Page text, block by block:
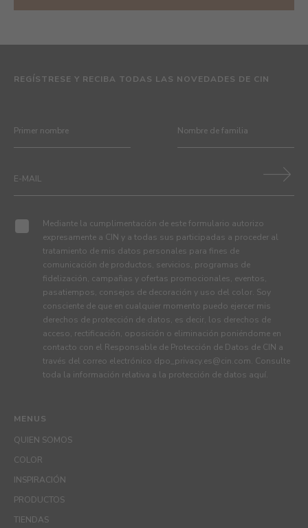
MENUS
QUIEN SOMOS
COLOR
INSPIRACIÓN
PRODUCTOS
TIENDAS
REGÍSTRESE Y RECIBA TODAS LAS NOVEDADES DE CIN
Mediante la cumplimentación de este formulario autorizo
expresamente a CIN y a todas sus participadas a proceder al
tratamiento de mis datos personales para fines de
comunicación de productos, servicios, programas de
fidelización, campañas y ofertas promocionales, eventos,
pasatiempos, consejos de decoración y uso del color. Soy
consciente de que en cualquier momento puedo ejercer mis
derechos de protección de datos, es decir, los derechos de
acceso, rectificación, oposición o eliminación poniéndome en
contacto con el Responsable de Protección de Datos de CIN a
través del correo electrónico dpo_privacy.es@cin.com. Consulte
toda la información relativa a la protección de datos aquí.